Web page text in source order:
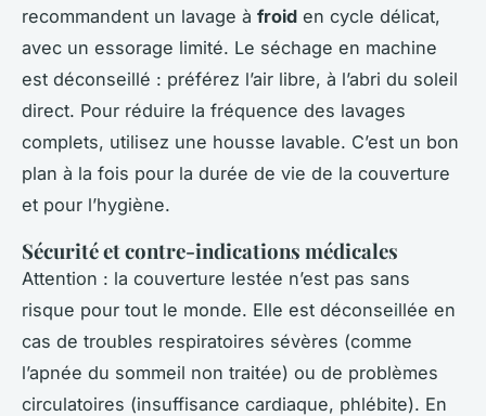
recommandent un lavage à froid en cycle délicat,
avec un essorage limité. Le séchage en machine
est déconseillé : préférez l’air libre, à l’abri du soleil
direct. Pour réduire la fréquence des lavages
complets, utilisez une housse lavable. C’est un bon
plan à la fois pour la durée de vie de la couverture
et pour l’hygiène.
Sécurité et contre-indications médicales
Attention : la couverture lestée n’est pas sans
risque pour tout le monde. Elle est déconseillée en
cas de troubles respiratoires sévères (comme
l’apnée du sommeil non traitée) ou de problèmes
circulatoires (insuffisance cardiaque, phlébite). En